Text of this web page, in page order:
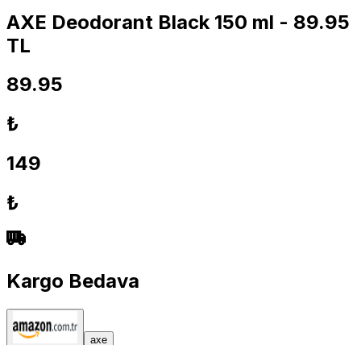
AXE Deodorant Black 150 ml - 89.95
TL
89.95
₺
149
₺
Kargo Bedava
axe